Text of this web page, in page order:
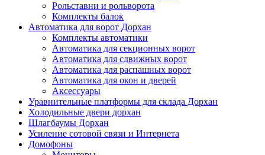
Рольставни и рольворота
Комплекты балок
Автоматика для ворот Дорхан
Комплекты автоматики
Автоматика для секционных ворот
Автоматика для сдвижных ворот
Автоматика для распашных ворот
Автоматика для окон и дверей
Аксессуары
Уравнительные платформы для склада Дорхан
Холодильные двери дорхан
Шлагбаумы Дорхан
Усиление сотовой связи и Интернета
Домофоны